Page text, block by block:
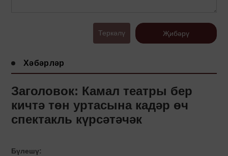
Теркәлү Җибәрү
Хәбәрләр
Заголовок: Камал театры бер
кичтә төн уртасына кадәр өч
спектакль күрсәтәчәк
Бүлешү: